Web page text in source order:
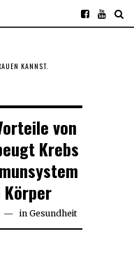
KANNST.
von
Krebs
in Gesundheit